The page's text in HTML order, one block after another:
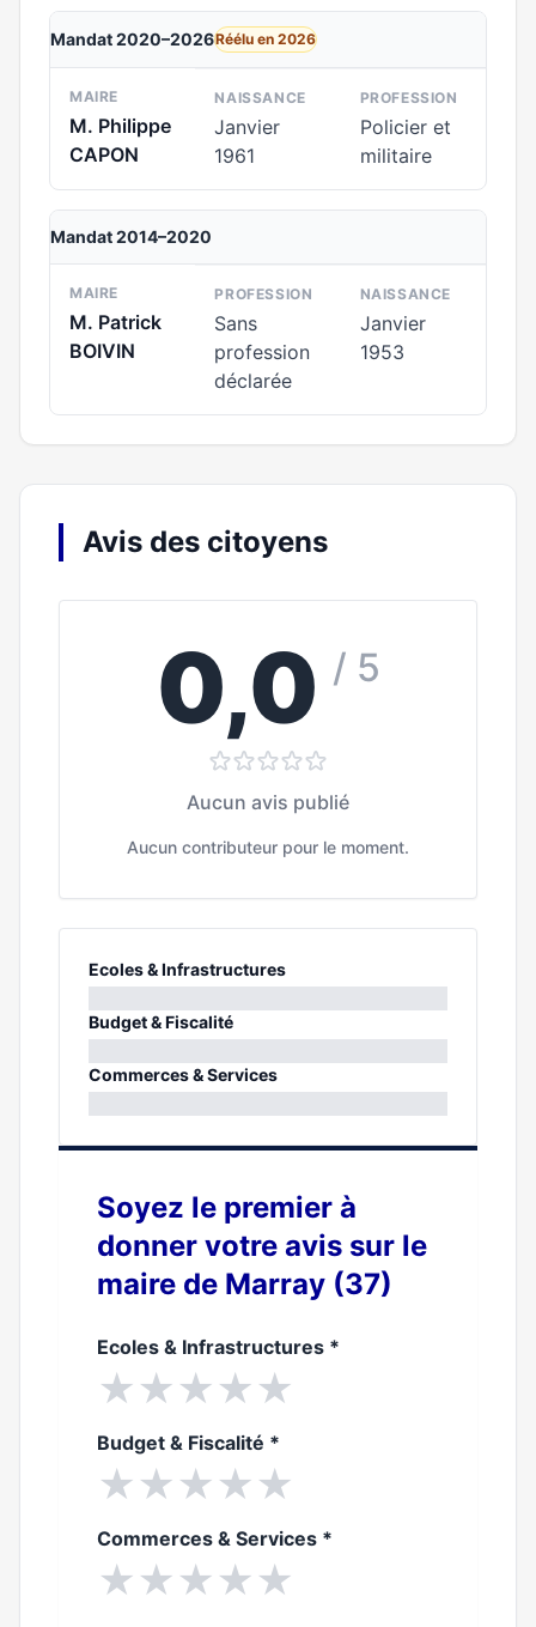
Mandat 2020–2026Réélu en 2026
MAIRE
M. Philippe
CAPON
NAISSANCE
Janvier
1961
PROFESSION
Policier et
militaire
Mandat 2014–2020
MAIRE
M. Patrick
BOIVIN
PROFESSION
Sans
profession
déclarée
NAISSANCE
Janvier
1953
Avis des citoyens
0,0 / 5
Aucun avis publié
Aucun contributeur pour le moment.
Ecoles & Infrastructures
0%
Budget & Fiscalité
0%
Commerces & Services
Soyez le premier à
donner votre avis sur le
maire de Marray (37)
Ecoles & Infrastructures *
★★★★★
Budget & Fiscalité *
★★★★★
Commerces & Services *
★★★★★